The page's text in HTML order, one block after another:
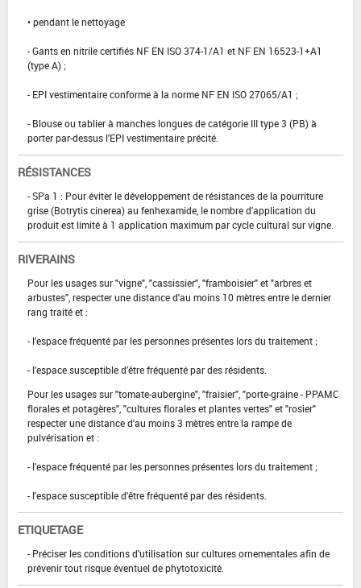
• pendant le nettoyage
- Gants en nitrile certifiés NF EN ISO 374-1/A1 et NF EN 16523-1+A1
(type A) ;
- EPI vestimentaire conforme à la norme NF EN ISO 27065/A1 ;
- Blouse ou tablier à manches longues de catégorie III type 3 (PB) à
porter par-dessus l'EPI vestimentaire précité.
RÉSISTANCES
- SPa 1 : Pour éviter le développement de résistances de la pourriture
grise (Botrytis cinerea) au fenhexamide, le nombre d'application du
produit est limité à 1 application maximum par cycle cultural sur vigne.
RIVERAINS
Pour les usages sur "vigne", "cassissier", "framboisier" et "arbres et
arbustes", respecter une distance d'au moins 10 mètres entre le dernier
rang traité et :
- l'espace fréquenté par les personnes présentes lors du traitement ;
- l'espace susceptible d'être fréquenté par des résidents.
Pour les usages sur "tomate-aubergine", "fraisier", "porte-graine - PPAMC
florales et potagères", "cultures florales et plantes vertes" et "rosier"
respecter une distance d'au moins 3 mètres entre la rampe de
pulvérisation et :
- l'espace fréquenté par les personnes présentes lors du traitement ;
- l'espace susceptible d'être fréquenté par des résidents.
ETIQUETAGE
- Préciser les conditions d'utilisation sur cultures ornementales afin de
prévenir tout risque éventuel de phytotoxicité.